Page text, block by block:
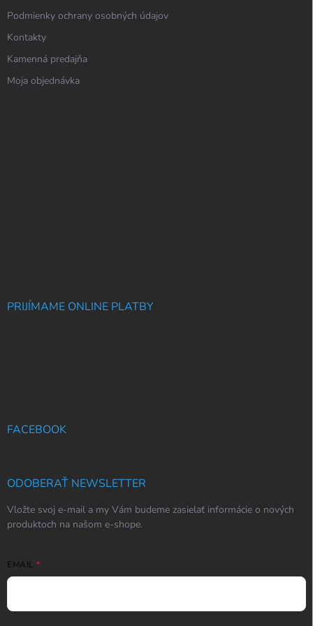
Podmienky ochrany osobných údajov
Kontakty
Kamenná predajňa
Moja objednávka
PRIJÍMAME ONLINE PLATBY
FACEBOOK
ODOBERAŤ NEWSLETTER
Vložte svoj e-mail a my Vám budeme zasielať informácie o nových
produktoch na našom e-shope.
EMAIL